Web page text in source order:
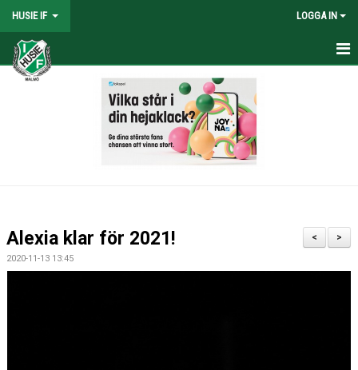
HUSIE IF LOGGA IN
HEM
DOKUMENT
>
<
Alexia klar för 2021!
2020-11-13 13:45